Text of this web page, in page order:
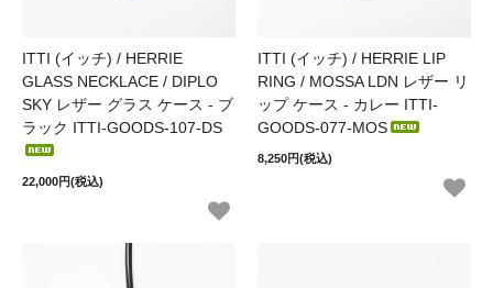
ITTI (イッチ) / HERRIE
GLASS NECKLACE / DIPLO
SKY レザー グラス ケース - ブ
ラック ITTI-GOODS-107-DS
22,000円(税込)
ITTI (イッチ) / HERRIE LIP
RING / MOSSA LDN レザー リ
ップ ケース - カレー ITTI-
GOODS-077-MOS
8,250円(税込)